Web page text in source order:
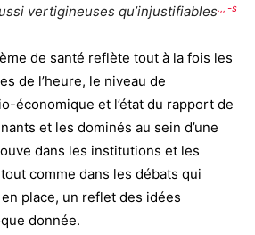
vertigineuses qu’injustifiables.,, -s
de santé reflète tout à la fois les
de l’heure, le niveau de
économique et l’état du rapport de
et les dominés au sein d’une
dans les institutions et les
comme dans les débats qui
place, un reflet des idées
donnée.